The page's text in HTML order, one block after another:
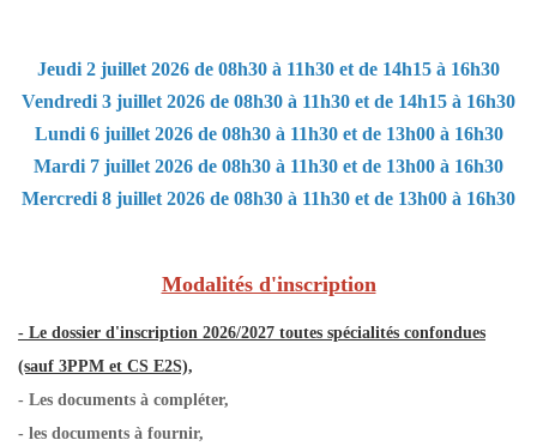
Jeudi 2 juillet 2026 de 08h30 à 11h30 et de 14h15 à 16h30
Vendredi 3 juillet 2026 de 08h30 à 11h30 et de 14h15 à 16h30
Lundi 6 juillet 2026 de 08h30 à 11h30 et de 13h00 à 16h30
Mardi 7 juillet 2026 de 08h30 à 11h30 et de 13h00 à 16h30
Mercredi 8 juillet 2026 de 08h30 à 11h30 et de 13h00 à 16h30
Modalités d'inscription
- Le dossier d'inscription 2026/2027 toutes spécialités confondues
(sauf 3PPM et CS E2S),
- Les documents à compléter,
- les documents à fournir,